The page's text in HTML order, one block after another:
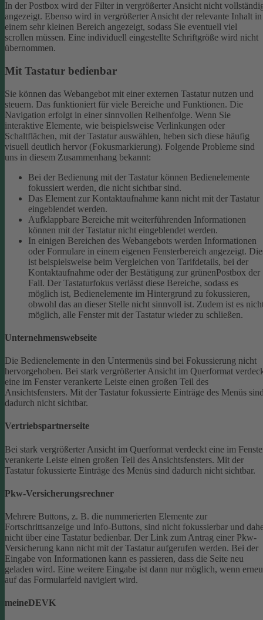
In der Postbox wird der Filter in vergrößerter Ansicht nicht
angezeigt. Ebenso wird in vergrößerter Ansicht der relevante Inhalt in
einem sehr kleinen Bereich angezeigt, sodass Sie eventuell viel
scrollen müssen. Eine individuell eingestellte Schriftgröße wird nicht
übernommen.
Mit Tastatur bedienbar
Sie können das Webangebot mit einer externen Tastatur nutzen und
steuern. Das funktioniert für viele Bereiche und Funktionen. Die
Navigation erfolgt in einer sinnvollen Reihenfolge. Wenn Sie
interaktive Elemente, wie beispielsweise Verlinkungen oder
Schaltflächen, mit der Tastatur auswählen, heben sich diese häufig
visuell deutlich hervor (Fokusmarkierung). Folgende Probleme sind
uns in diesem Zusammenhang bekannt:
Bei der Bedienung mit der Tastatur können Bedienelemente
fokussiert werden, die nicht sichtbar sind.
Das Element zur Kontaktaufnahme kann nicht mit der Tastatur
eingeblendet werden.
Aufklappbare Bereiche mit weiterführenden Informationen
können mit der Tastatur nicht eingeblendet werden.
In einigen Bereichen des Webangebots werden Informationen
oder Formulare in einem eigenen Fensterbereich angezeigt.
ist beispielsweise beim Vergleichen von Tarifdetails, bei der
Kontaktaufnahme oder der Bestätigung zur grünenPostbox der
Fall. Der Tastaturfokus verlässt diese Bereiche, sodass es
möglich ist, Bedienelemente im Hintergrund zu fokussieren,
obwohl das an dieser Stelle nicht sinnvoll ist. Zudem ist es
möglich, alle Fenster mit der Tastatur wieder zu schließen.
Unternehmenswebseite
Die Bedienelemente in den Untermenüs sind bei Fokussierung nicht
hervorgehoben. Bei stark vergrößerter Ansicht im Querformat
eine im Fenster verankerte Leiste einen großen Teil des
Ansichtsfensters. Mit der Tastatur fokussierte Einträge des Menüs
dadurch nicht sichtbar.
Vertriebspartnerseite
Bei stark vergrößerter Ansicht im Querformat verdeckt eine im
verankerte Leiste einen großen Teil des Ansichtsfensters. Mit der
Tastatur fokussierte Einträge des Menüs sind dadurch nicht sichtbar.
Pkw-Versicherungsrechner
Mehrere Buttons, z. B. die nummerierten Elemente zur
Fortschrittsanzeige und Info-Buttons, sind nicht fokussierbar und
nicht über eine Tastatur bedienbar. Der Link zum Antrag einer Pkw-
Versicherung kann nicht mit der Tastatur aufgerufen werden. Bei der
Eingabe von Informationen kann es passieren, dass die Seite neu
geladen wird. Eine weitere Eingabe ist dann nur möglich, wenn
auf das Formularfeld navigiert wird.
meineDEVK